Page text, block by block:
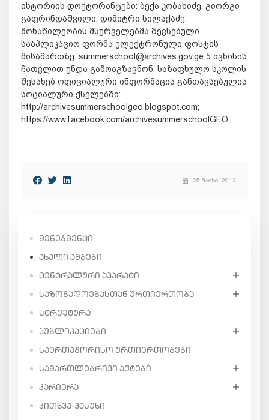
ისტორიის დოქტორანტები: ბექა კობახიძე, გიორგი
გაფრინდაშვილი, დიმიტრი სილაქაძე.
მონაწილეობის მსურველებმა შევსებული
სააპლიკაციო ფორმა ელექტრონული ფოსტის
მისამართზე: summerschool@archives.gov.ge 5 ივნისის
ჩათვლით უნდა გამოაგზავნონ. საზაფხულო სკოლის
შესახებ ოფიციალური ინფორმაცია განთავსებულია
სოციალური ქსელებში:
http://archivesummerschoolgeo.blogspot.com;
https://www.facebook.com/archivesummerschoolGEO
25 მაისი, 2013
ᲛᲔᲜᲔᲯᲛᲔᲜᲢᲘ
ᲐᲮᲐᲚᲘ ᲐᲛᲑᲔᲑᲘ
ᲪᲔᲜᲢᲠᲐᲚᲣᲠᲘ ᲐᲞᲐᲠᲐᲢᲘ
ᲡᲐᲖᲝᲒᲐᲓᲝᲔᲑᲐᲡᲗᲐᲜ ᲣᲠᲗᲘᲔᲠᲗᲝᲑᲐ
ᲡᲢᲠᲣᲥᲢᲣᲠᲐ
ᲞᲣᲑᲚᲘᲙᲐᲪᲘᲔᲑᲘ
ᲡᲐᲔᲠᲗᲐᲨᲝᲠᲘᲡᲝ ᲣᲠᲗᲘᲔᲠᲗᲝᲑᲔᲑᲘ
ᲡᲐᲛᲐᲠᲗᲚᲔᲑᲠᲘᲕᲘ ᲐᲥᲢᲔᲑᲘ
ᲙᲐᲠᲘᲔᲠᲐ
ᲙᲘᲗᲮᲕᲐ-ᲞᲐᲡᲣᲮᲘ